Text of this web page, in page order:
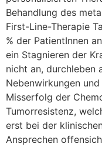
Behandlung des
First-Line-Therapie
% der PatientInnen
ein Stagnieren der
nicht an, durchleben
Nebenwirkungen
Misserfolg der
Tumorresistenz,
erst bei der
Ansprechen